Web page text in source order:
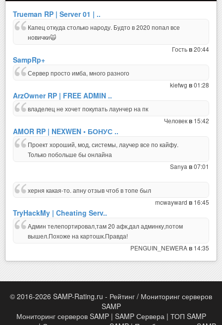
Trueman RP | Server 01 | ..
Капец откуда столько народу. Будто в 2020 попал все
новички🙀
Гостьв20:44
SampRp+
Сервер просто имба, много разного
kiefwg в01:28
ArzOwner RP | FREE ADMIN ..
владелец не хочет покупать лаунчер на пк
Человекв 15:42
AMOR RP | NEXWEN • БОНУС ..
Проект хороший, мод, системы, лаучер все по кайфу.
Только побольше бы онлайна
Sanya в07:01
херня какая-то. апну отзыв чтоб в топе был
mcwayward в 16:45
TryHackMy | Cheating Serv..
Админ телепортировал,там 20 афк,дал админку,потом
вышел.Похоже на картошк.Правда!
PENGUIN_NEWERAв 14:35
© 2016-2026 SAMP-Rating.ru - Рейтинг / Мониторинг серверов
SAMP
Мониторинг серверов SAMP | SAMP Сервера | ТОП SAMP